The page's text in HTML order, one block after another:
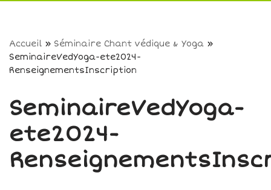
Accueil » Séminaire Chant védique & Yoga »
SeminaireVedYoga-ete2024-
RenseignementsInscription
SeminaireVedYoga-
ete2024-